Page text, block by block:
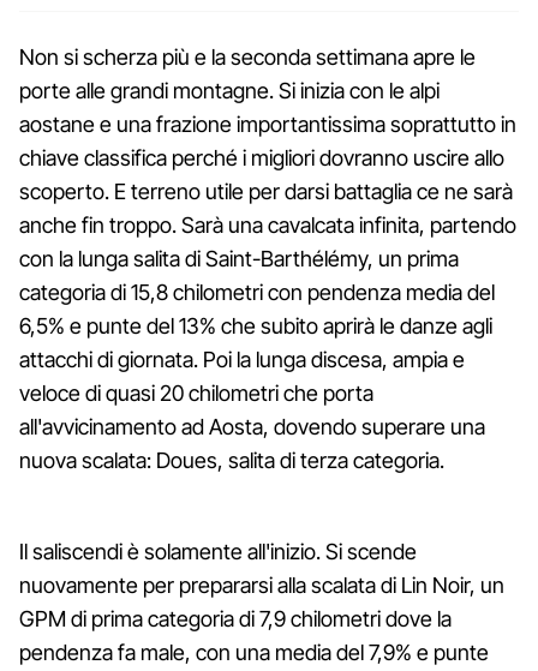
Non si scherza più e la seconda settimana apre le
porte alle grandi montagne. Si inizia con le alpi
aostane e una frazione importantissima soprattutto in
chiave classifica perché i migliori dovranno uscire allo
scoperto. E terreno utile per darsi battaglia ce ne sarà
anche fin troppo. Sarà una cavalcata infinita, partendo
con la lunga salita di Saint-Barthélémy, un prima
categoria di 15,8 chilometri con pendenza media del
6,5% e punte del 13% che subito aprirà le danze agli
attacchi di giornata. Poi la lunga discesa, ampia e
veloce di quasi 20 chilometri che porta
all'avvicinamento ad Aosta, dovendo superare una
nuova scalata: Doues, salita di terza categoria.
Il saliscendi è solamente all'inizio. Si scende
nuovamente per prepararsi alla scalata di Lin Noir, un
GPM di prima categoria di 7,9 chilometri dove la
pendenza fa male, con una media del 7,9% e punte